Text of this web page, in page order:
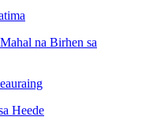
na Birhen sa
Heede